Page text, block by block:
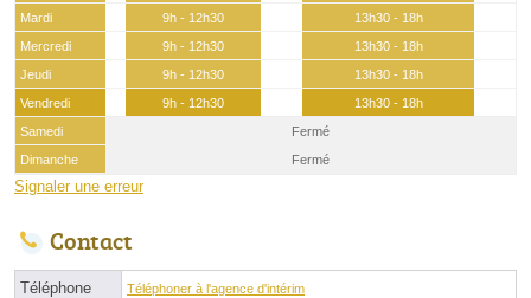
Mardi
9h - 12h30
13h30 - 18h
Mercredi
9h - 12h30
13h30 - 18h
Jeudi
9h - 12h30
13h30 - 18h
Vendredi
9h - 12h30
13h30 - 18h
Samedi
Fermé
Dimanche
Fermé
Signaler une erreur
Contact
Téléphone Téléphoner à l'agence d'intérim